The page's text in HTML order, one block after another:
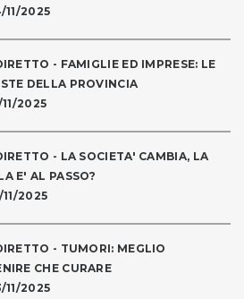
2025
- FAMIGLIE ED IMPRESE: LE
DELLA PROVINCIA
2025
- LA SOCIETA' CAMBIA, LA
E' AL PASSO?
2025
- TUMORI: MEGLIO
CHE CURARE
2025